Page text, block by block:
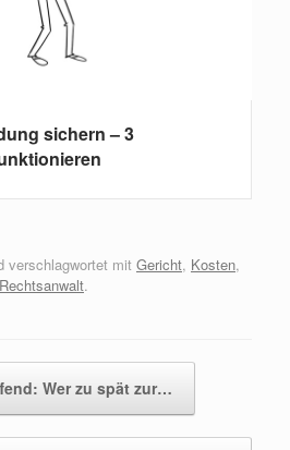
sichern – 3
verschlagwortet mit Gericht, Kosten,
Rechtsanwalt.
Wer zu spät zur…